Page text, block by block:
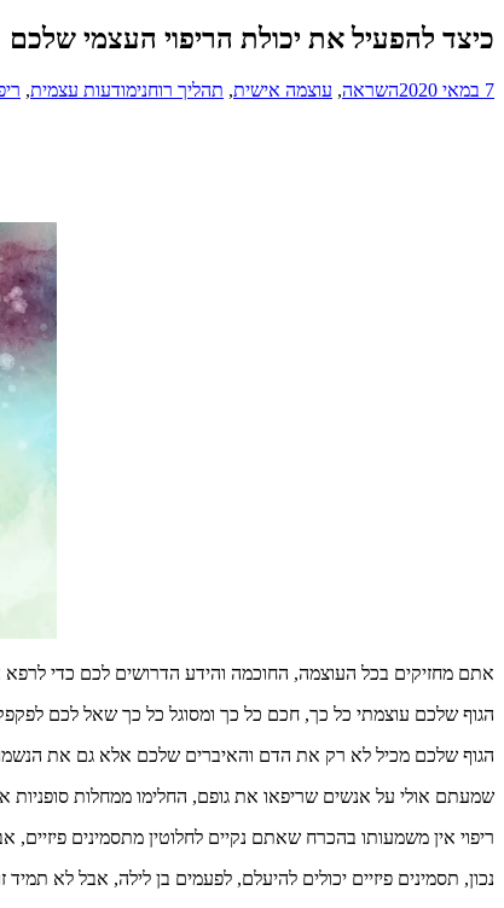
כיצד להפעיל את יכולת הריפוי העצמי שלכם
7 במאי 2020 השראה, עוצמה אישית, תהליך רוחנימודעות עצמית,
אתם מחזיקים בכל העוצמה, החוכמה והידע הדרושים לכם כדי לרפא
הגוף שלכם עוצמתי כל כך, חכם כל כך ומסוגל כל כך שאל לכם
הגוף שלכם מכיל לא רק את הדם והאיברים שלכם אלא גם את
שמעתם אולי על אנשים שריפאו את גופם, החלימו ממחלות סופניות
ריפוי אין משמעותו בהכרח שאתם נקיים לחלוטין מתסמינים פיזיים,
נכון, תסמינים פיזיים יכולים להיעלם, לפעמים בן לילה, אבל לא תמיד